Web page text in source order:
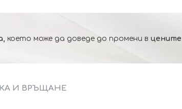
което може да доведе до промени в цените
И ВРЪЩАНЕ